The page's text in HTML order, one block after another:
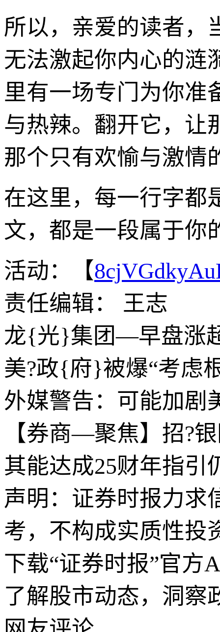
所以，亲爱的读者，
无法激起你内心的涟
里有一场专门为你准
与热辣。翻开它，让
那个只有欢愉与激情
在这里，每一行字都
文，都是一段属于你
活动：【
责任编辑： 王志
龙{光}集团—早盘涨
美?政{府}被爆“考虑
外媒警告：可能加剧
【券商—聚焦】招?
其能达成25财年指引
声明：证券时报力求
考，不构成实质性投
下载“证券时报”官方
了解股市动态，洞察